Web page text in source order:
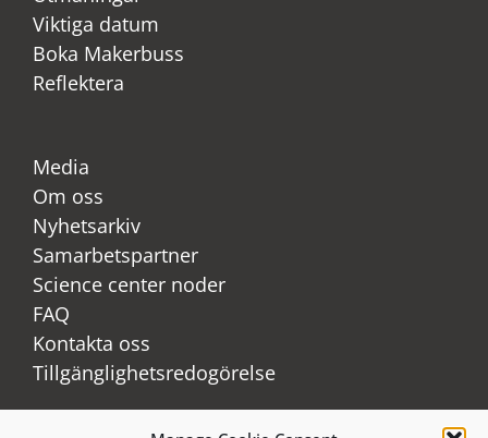
Viktiga datum
Boka Makerbuss
Reflektera
Media
Om oss
Nyhetsarkiv
Samarbetspartner
Science center noder
FAQ
Kontakta oss
Tillgänglighetsredogörelse